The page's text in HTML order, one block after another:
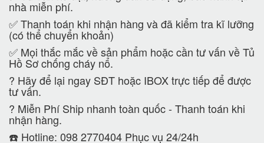
nhà miễn phí.
✅ Thanh toán khi nhận hàng và đã kiểm tra kĩ lưỡng
(có thể chuyển khoản)
✅ Mọi thắc mắc về sản phẩm hoặc cần tư vấn về Tủ
Hồ Sơ chống cháy nổ.
? Hãy để lại ngay SĐT hoặc IBOX trực tiếp để được
tư vấn.
? Miễn Phí Ship nhanh toàn quốc - Thanh toán khi
nhận hàng.
☎️ Hotline: 098 2770404 Phục vụ 24/24h